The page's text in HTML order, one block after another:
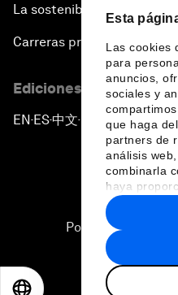
Esta
Las cookies
para
anuncios,
sociales y
que haga
partners de
análisis
combinarla
haya
recopilado a
hecho de
La sostenibilidad en el Foro
Carreras profesionales
Ediciones en otros
EN ▪ES▪中文▪ 日本語
Política de
2026 Foro